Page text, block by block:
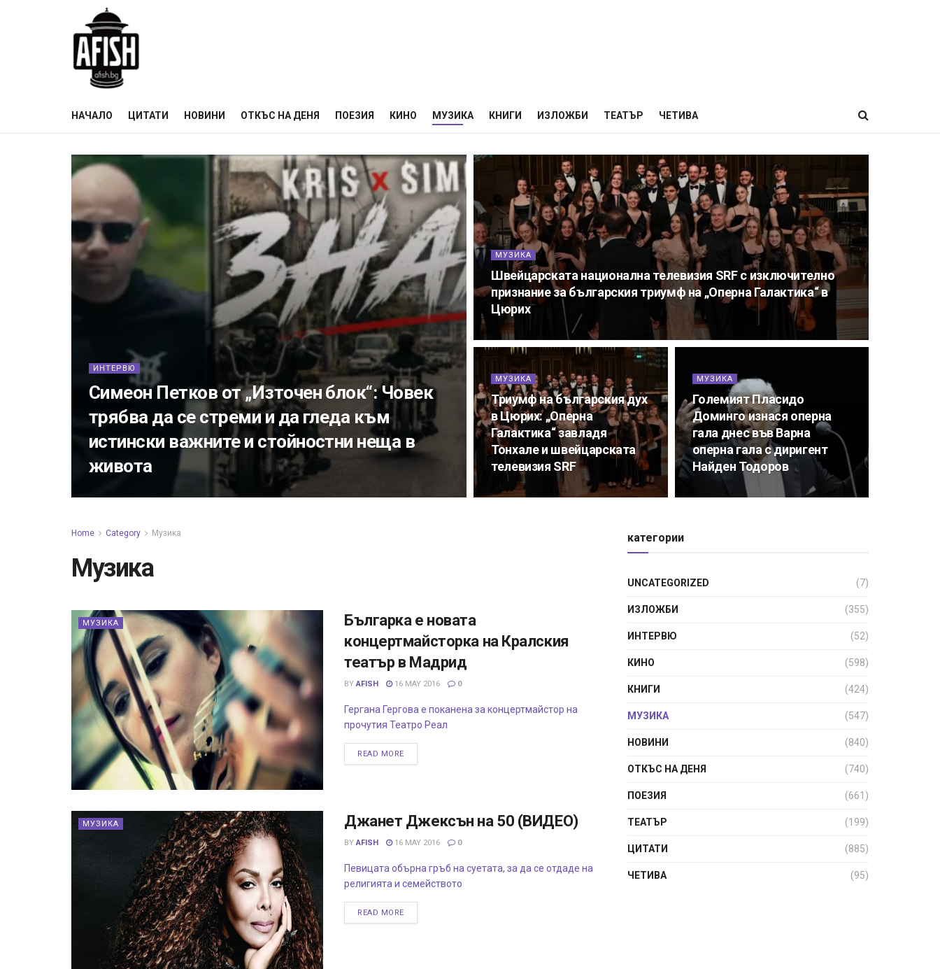
НАЧАЛО ЦИТАТИ НОВИНИ ОТКЪС НА ДЕНЯ ПОЕЗИЯ КИНО МУЗИКА КНИГИ ИЗЛОЖБИ ТЕАТЪР ЧЕТИВА
ИНТЕРВЮ
Симеон Петков от „Източен блок“: Човек
трябва да се стреми и да гледа към
истински важните и стойностни неща в
живота
МУЗИКА
Швейцарската национална телевизия SRF с изключително
признание за българския триумф на „Оперна Галактика“ в
Цюрих
МУЗИКА
Триумф на българския дух
в Цюрих: „Оперна
Галактика“ завладя
Тонхале и швейцарската
телевизия SRF
МУЗИКА
Големият Пласидо
Доминго изнася оперна
гала днес във Варна
оперна гала с диригент
Найден Тодоров
Home Category Музика
Музика
МУЗИКА
Българка е новата
концертмайсторка на Кралския
театър в Мадрид
BY AFISH 16 MAY 2016 0
Гергана Гергова е поканена за концертмайстор на
прочутия Театро Реал
READ MORE
МУЗИКА Джанет Джексън на 50 (ВИДЕО)
BY AFISH 16 MAY 2016 0
Певицата обърна гръб на суетата, за да се отдаде на
религията и семейството
READ MORE
категории
UNCATEGORIZED (7)
ИЗЛОЖБИ (355)
ИНТЕРВЮ (52)
КИНО (598)
КНИГИ (424)
МУЗИКА (547)
НОВИНИ (840)
ОТКЪС НА ДЕНЯ (740)
ПОЕЗИЯ (661)
ТЕАТЪР (199)
ЦИТАТИ (885)
ЧЕТИВА (95)